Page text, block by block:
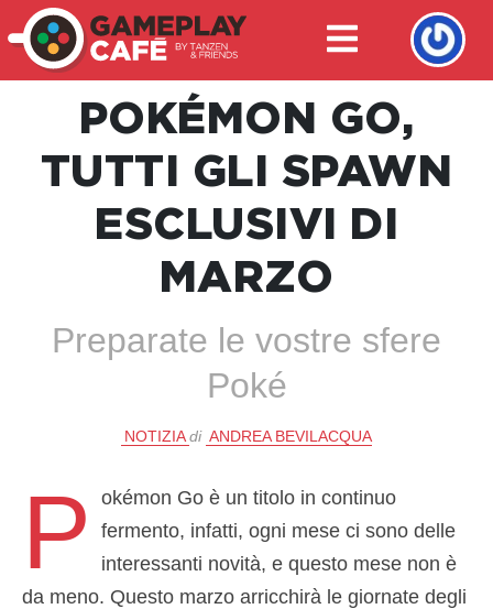
POKÉMON GO,
TUTTI GLI SPAWN
ESCLUSIVI DI
MARZO
Preparate le vostre sfere
Poké
NOTIZIA di ANDREA BEVILACQUA
P
okémon Go è un titolo in continuo
fermento, infatti, ogni mese ci sono delle
interessanti novità, e questo mese non è
da meno. Questo marzo arricchirà le giornate degli